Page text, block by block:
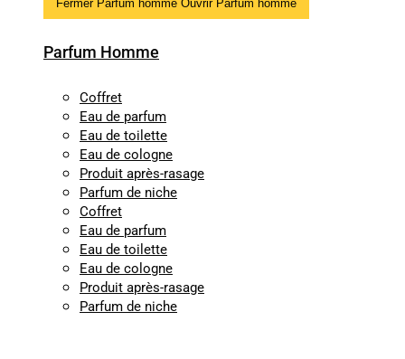
Fermer Parfum homme Ouvrir Parfum homme
Parfum Homme
Coffret
Eau de parfum
Eau de toilette
Eau de cologne
Produit après-rasage
Parfum de niche
Coffret
Eau de parfum
Eau de toilette
Eau de cologne
Produit après-rasage
Parfum de niche